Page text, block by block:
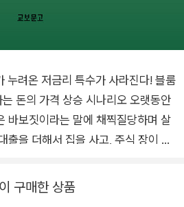
누려온 저금리 특수가 사라진다! 블룸
가격 상승 시나리오 오랫동안
바보짓이라는 말에 채찍질당하며 살
출을 더해서 집을 사고, 주식 장이 좋
금리가 낮은 환경이 지속되면서 자산
구매한 상품